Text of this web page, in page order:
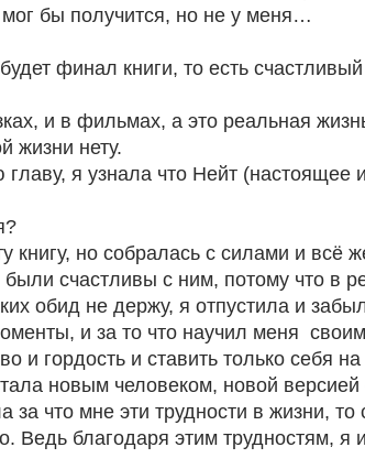
бы получится, но не у меня…
финал книги, то есть
и в фильмах, а это реальная
жизни нету.
я узнала что Нейт (настоящее
книгу, но собралась с силами и всё
были счастливы с ним, потому что в
обид не держу, я отпустила и
и за то что научил меня
и гордость и ставить только себя
новым человеком, новой версией
что мне эти трудности в жизни, то
Ведь благодаря этим трудностям, я